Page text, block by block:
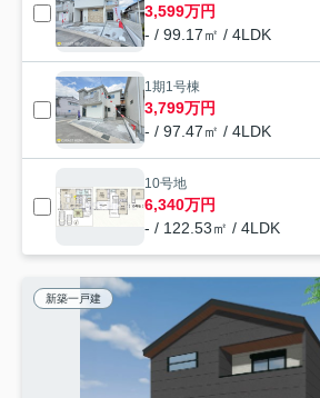
3,599万円
- / 99.17㎡ / 4LDK
1期1号棟
3,799万円
- / 97.47㎡ / 4LDK
10号地
6,340万円
- / 122.53㎡ / 4LDK
新築一戸建